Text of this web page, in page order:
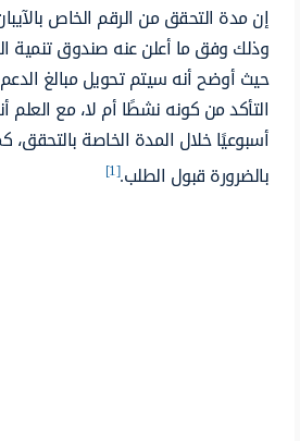
إن مدة التحقق من الرقم الخاص
وذلك وفق ما أعلن عنه صندوق تنمية
حيث أوضح أنه سيتم تحويل مبالغ
التأكد من كونه نشطًا أم لا، مع العلم
أسبوعيًا خلال المدة الخاصة بالتحقق،
بالضرورة قبول الطلب.[1]